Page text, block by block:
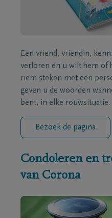
Een vriend, vriendin,
verloren en u wilt hem of
riem steken met een
geven u de woorden
bent, in elke rouwsituatie.
Bezoek de pagina
Condoleren en
van Corona